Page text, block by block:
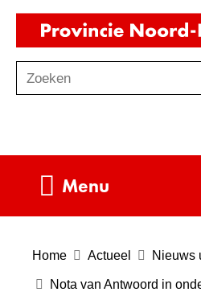
o
Zoeken
Menu
Home Actueel Nieuws
Nota van Antwoord in